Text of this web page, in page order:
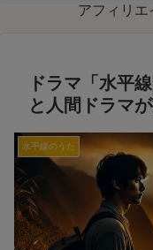
アフィリエ
ドラマ「水平
と人間ドラマ
水平線のうた